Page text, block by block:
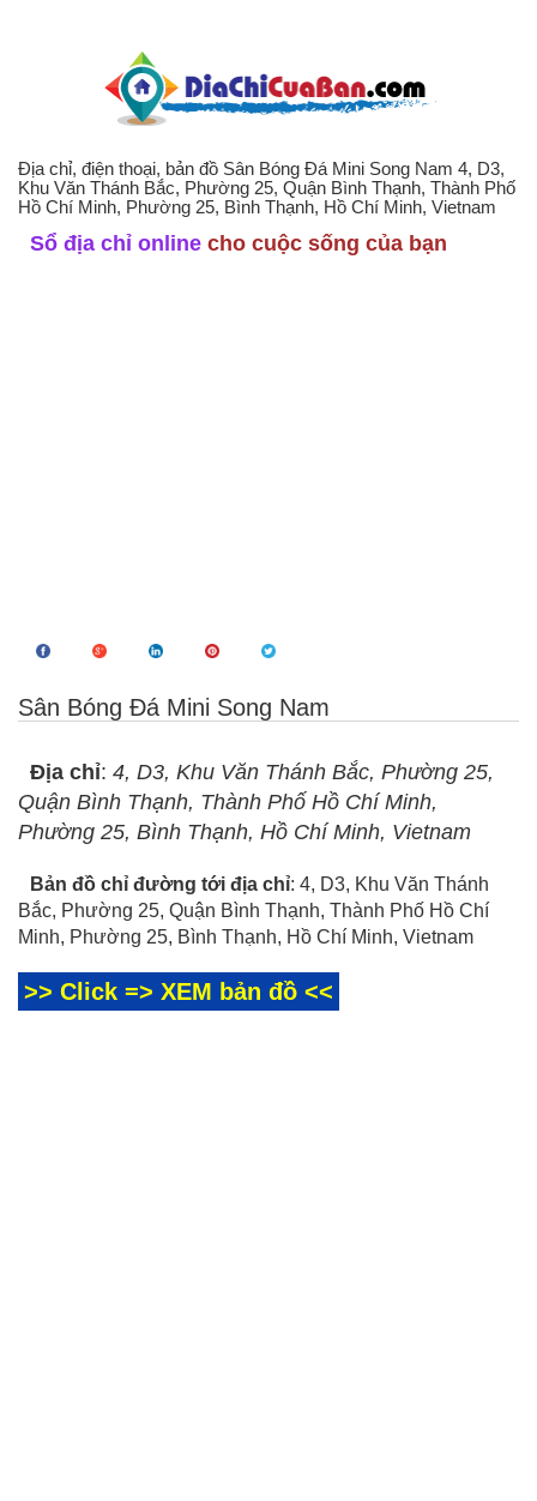
Địa chỉ, điện thoại, bản đồ Sân Bóng Đá Mini Song Nam 4, D3,
Khu Văn Thánh Bắc, Phường 25, Quận Bình Thạnh, Thành Phố
Hồ Chí Minh, Phường 25, Bình Thạnh, Hồ Chí Minh, Vietnam
Sổ địa chỉ online cho cuộc sống của bạn
Sân Bóng Đá Mini Song Nam
Địa chỉ: 4, D3, Khu Văn Thánh Bắc, Phường 25,
Quận Bình Thạnh, Thành Phố Hồ Chí Minh,
Phường 25, Bình Thạnh, Hồ Chí Minh, Vietnam
Bản đồ chỉ đường tới địa chỉ: 4, D3, Khu Văn Thánh
Bắc, Phường 25, Quận Bình Thạnh, Thành Phố Hồ Chí
Minh, Phường 25, Bình Thạnh, Hồ Chí Minh, Vietnam
>> Click => XEM bản đồ <<